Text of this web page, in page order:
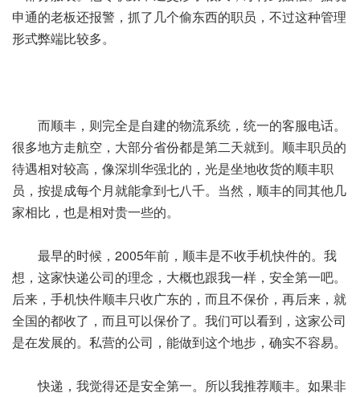
申通的老板还报警，抓了几个偷东西的职员，不过这种管理
形式弊端比较多。
而顺丰，则完全是自建的物流系统，统一的客服电话。
很多地方走航空，大部分省份都是第二天就到。顺丰职员的
待遇相对较高，像深圳华强北的，光是坐地收货的顺丰职
员，按提成每个月就能拿到七八千。当然，顺丰的同其他几
家相比，也是相对贵一些的。
最早的时候，2005年前，顺丰是不收手机快件的。我
想，这家快递公司的理念，大概也跟我一样，安全第一吧。
后来，手机快件顺丰只收广东的，而且不保价，再后来，就
全国的都收了，而且可以保价了。我们可以看到，这家公司
是在发展的。私营的公司，能做到这个地步，确实不容易。
快递，我觉得还是安全第一。所以我推荐顺丰。如果非